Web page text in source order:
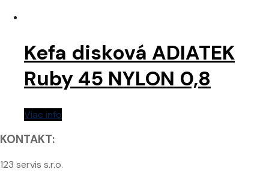
Kefa disková ADIATEK
Ruby 45 NYLON 0,8
Viac info
KONTAKT:
123 servis s.r.o.